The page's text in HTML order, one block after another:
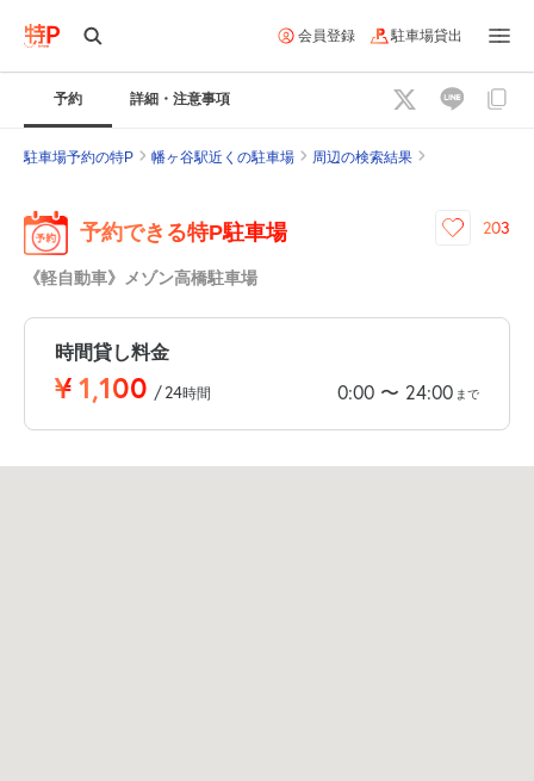
会員登録 駐車場貸出
予約 詳細・注意事項
駐車場予約の特P 幡ヶ谷駅近くの駐車場 周辺の検索結果
予約できる特P駐車場
《軽自動車》メゾン高橋駐車場
203
時間貸し料金
¥1,100 /24時間 0:00 〜 24:00 まで